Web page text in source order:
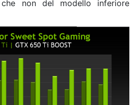
che non del modello inferiore